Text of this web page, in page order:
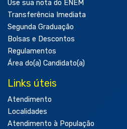
Use sua nota do ENEM
Transferência Imediata
Segunda Graduação
Bolsas e Descontos
Regulamentos
Área do(a) Candidato(a)
Links úteis
Atendimento
Localidades
Atendimento à População